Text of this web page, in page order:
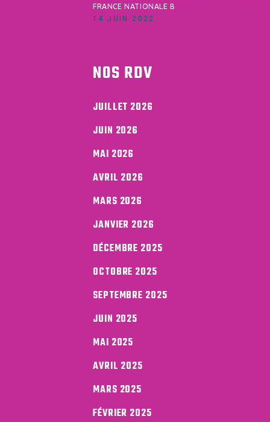
FRANCE NATIONALE B
14 JUIN 2022
NOS RDV
JUILLET 2026
JUIN 2026
MAI 2026
AVRIL 2026
MARS 2026
JANVIER 2026
DÉCEMBRE 2025
OCTOBRE 2025
SEPTEMBRE 2025
JUIN 2025
MAI 2025
AVRIL 2025
MARS 2025
FÉVRIER 2025